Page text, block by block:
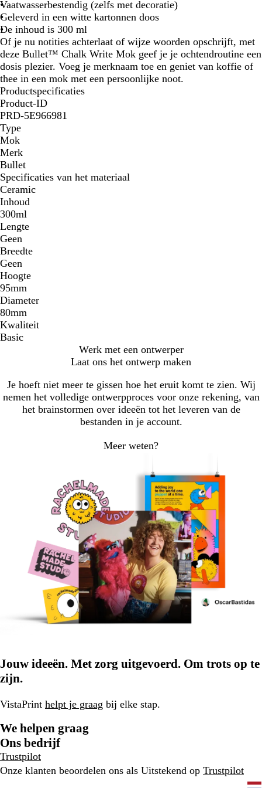
Vaatwasserbestendig (zelfs met decoratie)
Geleverd in een witte kartonnen doos
De inhoud is 300 ml
Of je nu notities achterlaat of wijze woorden opschrijft, met
deze Bullet™ Chalk Write Mok geef je je ochtendroutine een
dosis plezier. Voeg je merknaam toe en geniet van koffie of
thee in een mok met een persoonlijke noot.
Productspecificaties
Product-ID
PRD-5E966981
Type
Mok
Merk
Bullet
Specificaties van het materiaal
Ceramic
Inhoud
300ml
Lengte
Geen
Breedte
Geen
Hoogte
95mm
Diameter
80mm
Kwaliteit
Basic
Werk met een ontwerper
Laat ons het ontwerp maken
Je hoeft niet meer te gissen hoe het eruit komt te zien. Wij
nemen het volledige ontwerpproces voor onze rekening, van
het brainstormen over ideeën tot het leveren van de
bestanden in je account.
Meer weten?
Jouw ideeën. Met zorg uitgevoerd. Om trots op te
zijn.
VistaPrint helpt je graag bij elke stap.
We helpen graag
Ons bedrijf
Trustpilot
Onze klanten beoordelen ons als Uitstekend op Trustpilot